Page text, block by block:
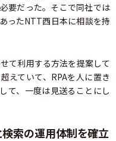
要だった。そこで同社では
ったNTT西日本に相談を持
て利用する方法を提案して
えていて、RPAを人に置き
て、一度は見送ることにし
検索の運用体制を確立